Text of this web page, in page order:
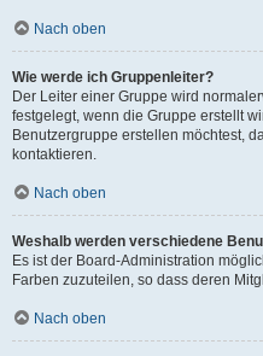
Nach oben
Wie werde ich Gruppenleiter?
Der Leiter einer Gruppe wird
festgelegt, wenn die Gruppe erstellt
Benutzergruppe erstellen möchtest,
kontaktieren.
Nach oben
Weshalb werden verschiedene
Es ist der Board-Administration
Farben zuzuteilen, so dass deren
Nach oben